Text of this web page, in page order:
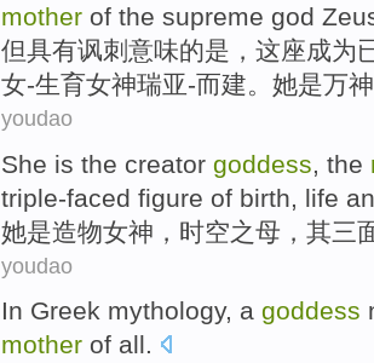
mother of the supreme god
但具有讽刺意味的是 ，这座成为
女-生育女神瑞亚-而建。 她是万
youdao
She is the creator goddess , the
triple-faced figure of birth life
她是造物女神 ， 时空之母 ， 其三
youdao
In Greek mythology, a goddess
mother of all.